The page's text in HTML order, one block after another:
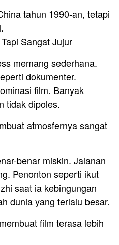
tahun 1990-an, tetapi
Sangat Jujur
memang sederhana.
dokumenter.
film. Banyak
tidak dipoles.
atmosfernya sangat
benar miskin. Jalanan
Penonton seperti ikut
saat ia kebingungan
dunia yang terlalu besar.
film terasa lebih